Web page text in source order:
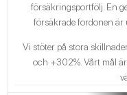
försäkringsportfölj. En
försäkrade fordonen är
Vi stöter på stora
och +302%. Vårt mål